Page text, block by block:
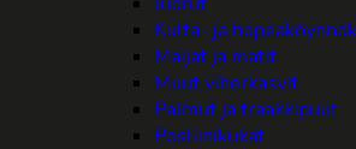
Kulta- ja
Maijat ja matit
Muut viherkasvit
Palmut ja traakkipuut
Posliinikukat